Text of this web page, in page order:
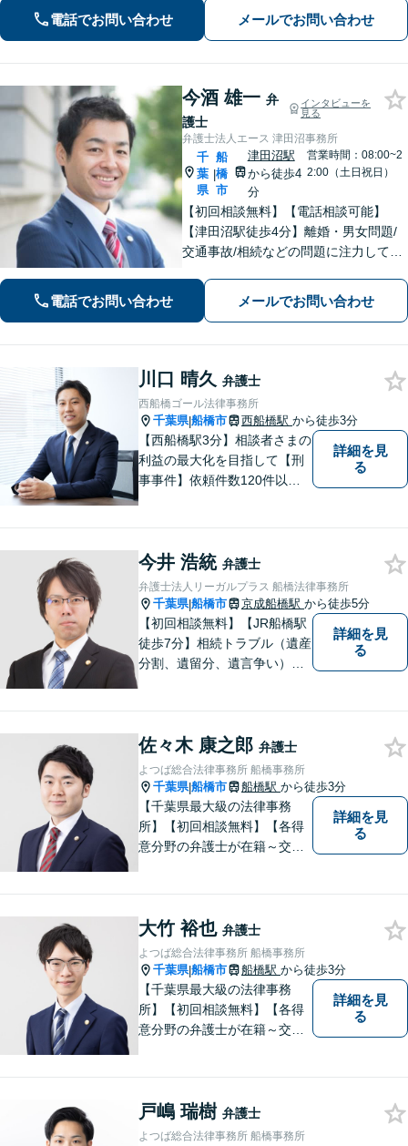
電話でお問い合わせ メールでお問い合わせ
今酒 雄一 弁
護士
インタビューを
見る
弁護士法人エース 津田沼事務所
千
葉
県
|
船
橋
市
津田沼駅
から徒歩4
分
営業時間：08:00~2
2:00（土日祝日）
【初回相談無料】【電話相談可能】
【津田沼駅徒歩4分】離婚・男女問題/
交通事故/相続などの問題に注力してい
電話でお問い合わせ メールでお問い合わせ
川口 晴久 弁護士
西船橋ゴール法律事務所
千葉県|船橋市 西船橋駅 から徒歩3分
【西船橋駅3分】相談者さまの
利益の最大化を目指して【刑
事事件】依頼件数120件以
豊富な対応実績。セカンドオ
ピニオンも可能です【初回相
談無料】【夜間／土日祝日対
応可】
詳細を見
る
今井 浩統 弁護士
弁護士法人リーガルプラス 船橋法律事務所
千葉県|船橋市 京成船橋駅 から徒歩5分
【初回相談無料】【JR船橋駅
徒歩7分】相続トラブル（遺産
分割、遺留分、遺言争い）、
詳細を見
る
佐々木 康之郎 弁護士
よつば総合法律事務所 船橋事務所
千葉県|船橋市 船橋駅 から徒歩3分
【千葉県最大級の法律事務
所】【初回相談無料】【各得
意分野の弁護士が在籍～交通
詳細を見
る
大竹 裕也 弁護士
よつば総合法律事務所 船橋事務所
千葉県|船橋市 船橋駅 から徒歩3分
【千葉県最大級の法律事務
所】【初回相談無料】【各得
意分野の弁護士が在籍～交通
詳細を見
る
戸嶋 瑞樹 弁護士
よつば総合法律事務所 船橋事務所